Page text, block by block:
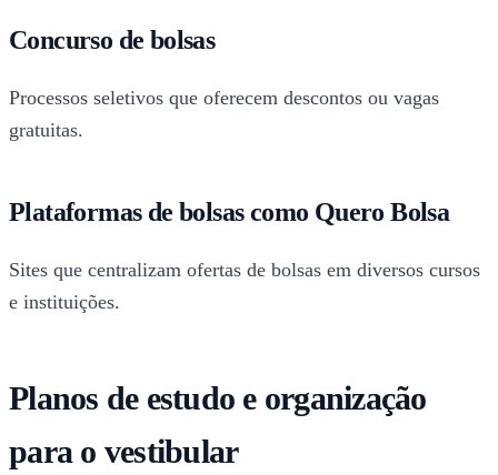
Concurso de bolsas
Processos seletivos que oferecem descontos ou vagas
gratuitas.
Plataformas de bolsas como Quero Bolsa
Sites que centralizam ofertas de bolsas em diversos cursos
e instituições.
Planos de estudo e organização
para o vestibular